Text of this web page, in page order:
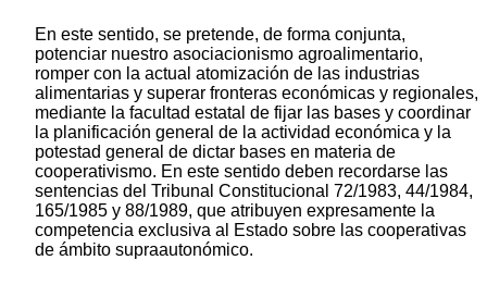
En este sentido, se pretende, de forma conjunta,
potenciar nuestro asociacionismo agroalimentario,
romper con la actual atomización de las industrias
alimentarias y superar fronteras económicas y regionales,
mediante la facultad estatal de fijar las bases y coordinar
la planificación general de la actividad económica y la
potestad general de dictar bases en materia de
cooperativismo. En este sentido deben recordarse las
sentencias del Tribunal Constitucional 72/1983, 44/1984,
165/1985 y 88/1989, que atribuyen expresamente la
competencia exclusiva al Estado sobre las cooperativas
de ámbito supraautonómico.